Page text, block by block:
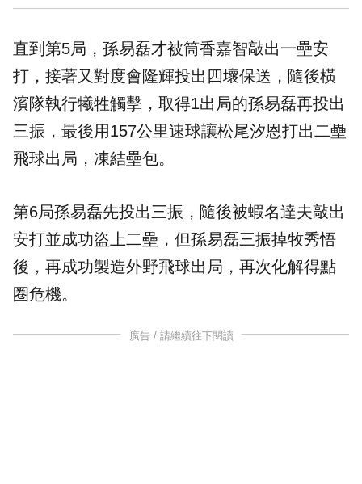
直到第5局，孫易磊才被筒香嘉智敲出一壘安
打，接著又對度會隆輝投出四壞保送，隨後橫
濱隊執行犧牲觸擊，取得1出局的孫易磊再投出
三振，最後用157公里速球讓松尾汐恩打出二壘
飛球出局，凍結壘包。
第6局孫易磊先投出三振，隨後被蝦名達夫敲出
安打並成功盜上二壘，但孫易磊三振掉牧秀悟
後，再成功製造外野飛球出局，再次化解得點
圈危機。
廣告 / 請繼續往下閱讀